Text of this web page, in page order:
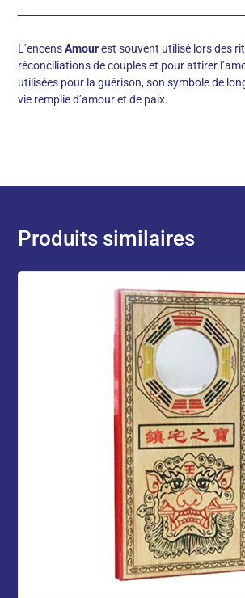
L’encensAmourest souvent utilisé lors des
réconciliations de couples et pour attirer
utilisées pour la guérison, son symbole de
vie remplie d’amour et de paix.
Produits similaires